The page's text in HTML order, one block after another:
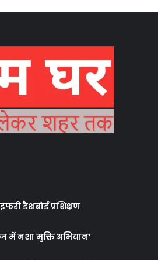
डैशबोर्ड प्रशिक्षण
में नशा मुक्ति अभियान’